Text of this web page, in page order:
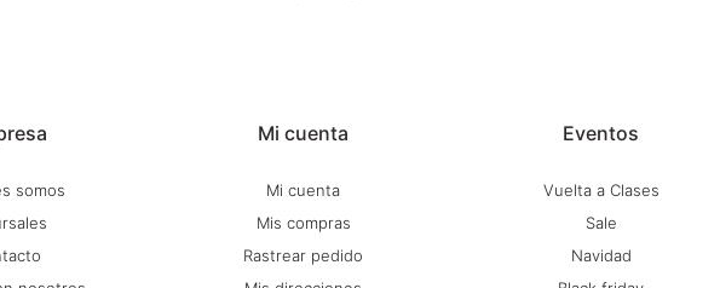
somos
Mi cuenta
Mi cuenta
Mis compras
Rastrear pedido
Eventos
Vuelta a Clases
Sale
Navidad